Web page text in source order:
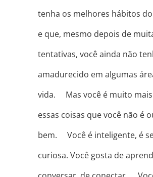
tenha os melhores hábitos
e que, mesmo depois de
tentativas, você ainda não
amadurecido em algumas
vida. ⠀ Mas você é muito
essas coisas que você não é
bem. ⠀ Você é inteligente, é
curiosa. Você gosta de